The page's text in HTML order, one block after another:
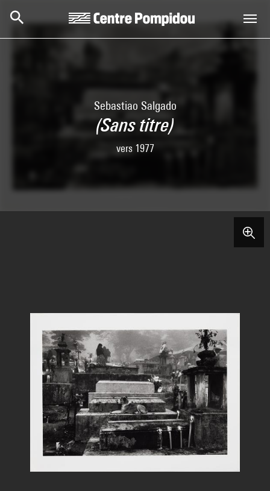
Sebastiao Salgado
(Sans titre)
vers 1977